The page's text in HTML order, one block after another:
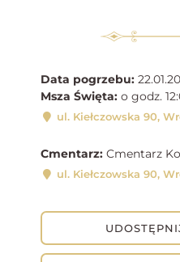
Data pogrzebu:
Msza Święta: o godz.
ul. Kiełczowska 90,
Cmentarz: Cmentarz
ul. Kiełczowska 90,